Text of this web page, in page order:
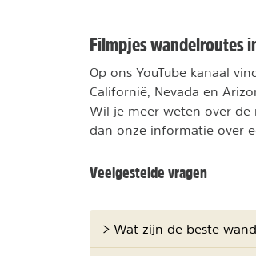
Filmpjes wandelroutes
Op ons YouTube kanaal
Californië, Nevada en
Wil je meer weten over de
dan onze informatie over
Veelgestelde vragen
> Wat zijn de beste